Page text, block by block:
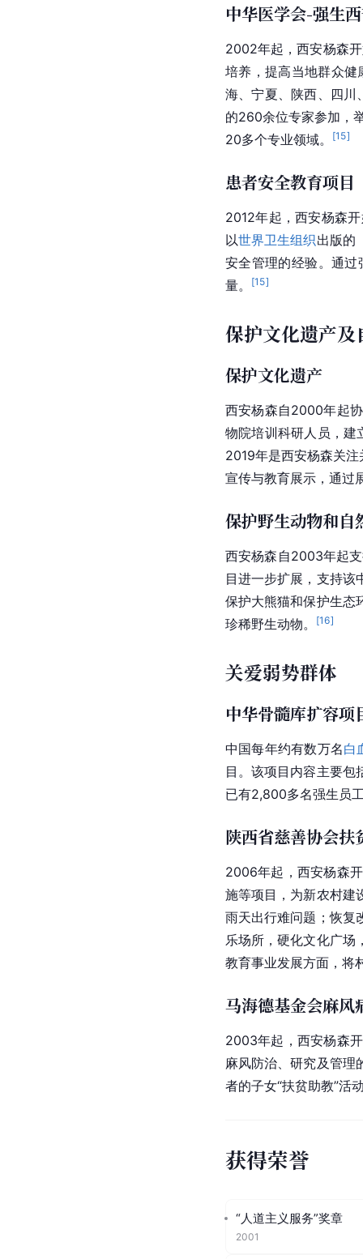
中华医学会-强生
2002年起，西安杨森
培养，提高当地群众健
海、宁夏、陕西、四
的260余位专家参加，
20多个专业领域。
[15]
患者安全教育项目
2012年起，西安杨森
以世界卫生组织出版的
安全管理的经验。通
量。
[15]
保护文化遗产及
保护文化遗产
西安杨森自2000年起
物院培训科研人员，
2019年是西安杨森关
宣传与教育展示，通过
保护野生动物和自
西安杨森自2003年起
目进一步扩展，支持该
保护大熊猫和保护生态
珍稀野生动物。
[16]
关爱弱势群体
中华骨髓库扩容项
中国每年约有数万名白
目。该项目内容主要包
已有2,800多名强生员
陕西省慈善协会扶
2006年起，西安杨森
施等项目，为新农村建
雨天出行难问题；恢复
乐场所，硬化文化广场
教育事业发展方面，将
马海德基金会麻风
2003年起，西安杨森
麻风防治、研究及管理
者的子女“扶贫助教”活
获得荣誉
“人道主义服务”奖章
2001